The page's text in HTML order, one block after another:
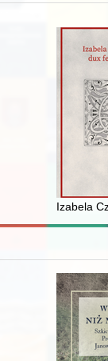
Wojciecha do
miejskiego
Izabela